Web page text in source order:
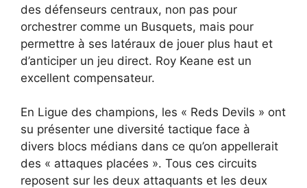
des défenseurs centraux, non pas pour
orchestrer comme un Busquets, mais pour
permettre à ses latéraux de jouer plus haut et
d’anticiper un jeu direct. Roy Keane est un
excellent compensateur.
En Ligue des champions, les « Reds Devils » ont
su présenter une diversité tactique face à
divers blocs médians dans ce qu’on appellerait
des « attaques placées ». Tous ces circuits
reposent sur les deux attaquants et les deux